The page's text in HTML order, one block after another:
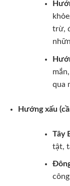
trừ,
qua
Hướng xấu
Tây
tật,